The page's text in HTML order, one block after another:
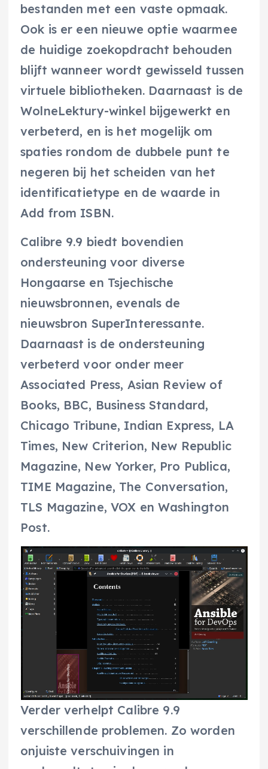
bestanden met een vaste opmaak.
Ook is er een nieuwe optie waarmee
de huidige zoekopdracht behouden
blijft wanneer wordt gewisseld tussen
virtuele bibliotheken. Daarnaast is de
WolneLektury-winkel bijgewerkt en
verbeterd, en is het mogelijk om
spaties rondom de dubbele punt te
negeren bij het scheiden van het
identificatietype en de waarde in
Add from ISBN.
Calibre 9.9 biedt bovendien
ondersteuning voor diverse
Hongaarse en Tsjechische
nieuwsbronnen, evenals de
nieuwsbron SuperInteressante.
Daarnaast is de ondersteuning
verbeterd voor onder meer
Associated Press, Asian Review of
Books, BBC, Business Standard,
Chicago Tribune, Indian Express, LA
Times, New Criterion, New Republic
Magazine, New Yorker, Pro Publica,
TIME Magazine, The Conversation,
TLS Magazine, VOX en Washington
Post.
Verder verhelpt Calibre 9.9
verschillende problemen. Zo worden
onjuiste verschuivingen in